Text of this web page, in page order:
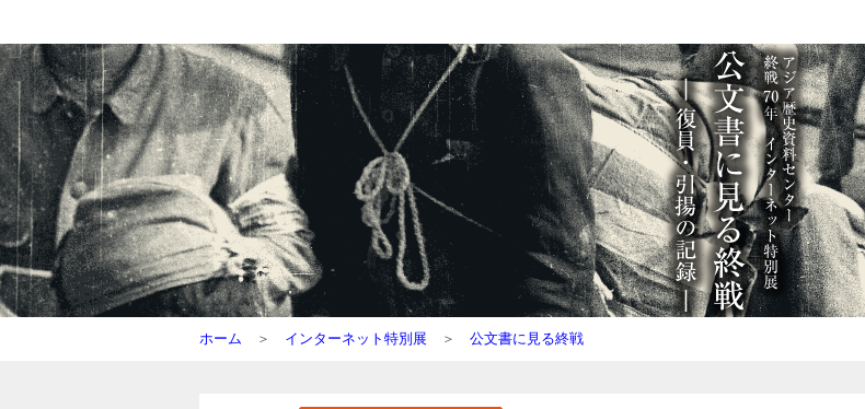
ホーム ＞ インターネット特別展 ＞ 公文書に見る終戦